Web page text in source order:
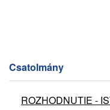
Csatolmány
ROZHODNUTIE -